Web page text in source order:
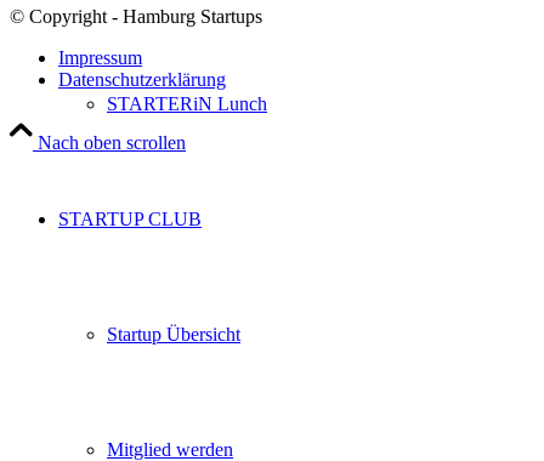
STARTERiN Lunch
STARTUP CLUB
Startup Übersicht
Mitglied werden
© Copyright - Hamburg Startups
Impressum
Datenschutzerklärung
Nach oben scrollen